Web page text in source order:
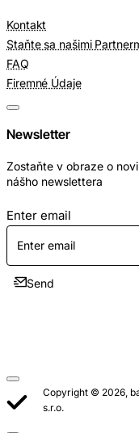
Kontakt
Staňte sa našimi
FAQ
Firemné Údaje
Newsletter
Zostaňte v obraze o
nášho newslettera
Enter email
Send
Copyright © 2026,
s.r.o.